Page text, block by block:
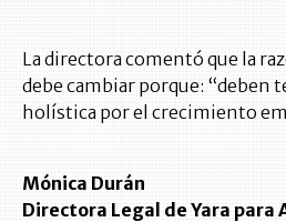
La directora comentó que la
debe cambiar porque: “deben
holística por el crecimiento
Mónica Durán
Directora Legal de Yara para